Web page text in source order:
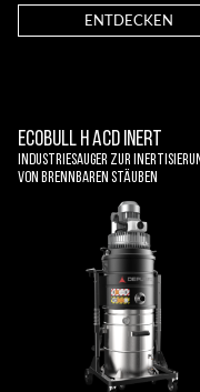
ENTDECKEN
ECOBULL H ACD INERT
Industriesauger zur
von brennbaren Stäuben